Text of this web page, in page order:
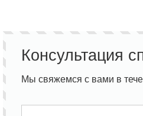
Консультация
Мы свяжемся с вами в